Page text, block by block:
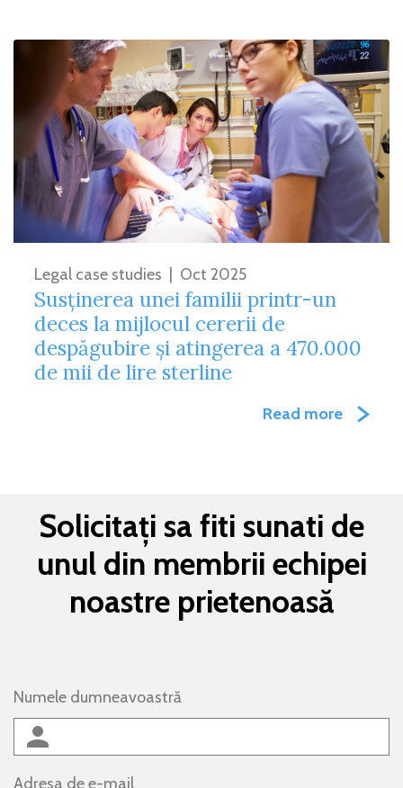
Legal case studies Oct 2025
Susținerea unei familii printr-un
deces la mijlocul cererii de
despăgubire și atingerea a 470.000
de mii de lire sterline
Read more
Solicitați sa fiti sunati de
unul din membrii echipei
noastre prietenoasă
Numele dumneavoastră
Adresa de e-mail